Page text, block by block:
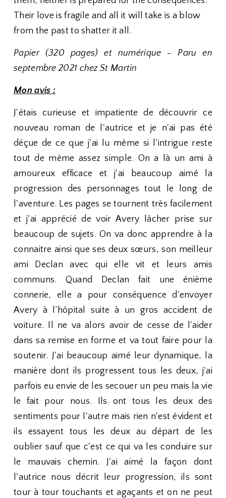
Their love is fragile and all it will take is a blow
from the past to shatter it all.
Papier (320 pages) et numérique - Paru en
septembre 2021 chez St Martin
Mon avis :
J'étais curieuse et impatiente de découvrir ce
nouveau roman de l'autrice et je n'ai pas été
déçue de ce que j'ai lu même si l'intrigue reste
tout de même assez simple. On a là un ami à
amoureux efficace et j'ai beaucoup aimé la
progression des personnages tout le long de
l'aventure. Les pages se tournent très facilement
et j'ai apprécié de voir Avery lâcher prise sur
beaucoup de sujets. On va donc apprendre à la
connaitre ainsi que ses deux sœurs, son meilleur
ami Declan avec qui elle vit et leurs amis
communs. Quand Declan fait une énième
connerie, elle a pour conséquence d'envoyer
Avery à l’hôpital suite à un gros accident de
voiture. Il ne va alors avoir de cesse de l'aider
dans sa remise en forme et va tout faire pour la
soutenir. J'ai beaucoup aimé leur dynamique, la
manière dont ils progressent tous les deux, j'ai
parfois eu envie de les secouer un peu mais la vie
le fait pour nous. Ils ont tous les deux des
sentiments pour l'autre mais rien n'est évident et
ils essayent tous les deux au départ de les
oublier sauf que c'est ce qui va les conduire sur
le mauvais chemin. J'ai aimé la façon dont
l'autrice nous décrit leur progression, ils sont
tour à tour touchants et agaçants et on ne peut